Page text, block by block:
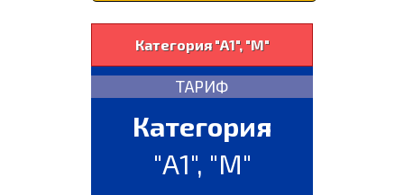
Категория "А1", "М"
ТАРИФ
Категория
"А1", "М"